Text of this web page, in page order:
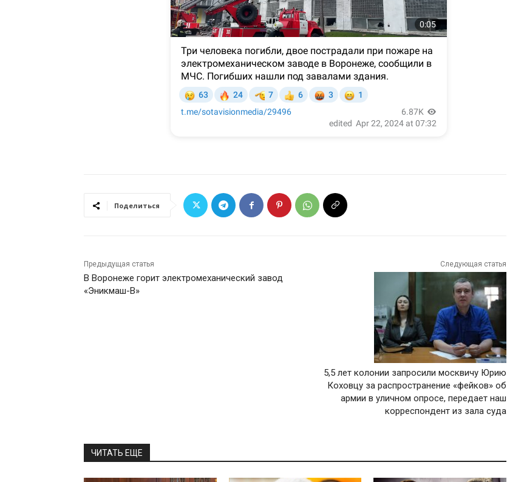
Поделиться
Предыдущая статья
В Воронеже горит электромеханический завод
«Эникмаш-В»
Следующая статья
5,5 лет колонии запросили москвичу Юрию
Коховцу за распространение «фейков» об
армии в уличном опросе, передает наш
корреспондент из зала суда
ЧИТАТЬ ЕЩЕ